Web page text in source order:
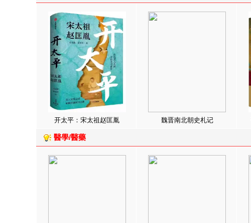
开太平：宋太祖赵匡胤 魏晋南北朝史札记
醫學/醫藥